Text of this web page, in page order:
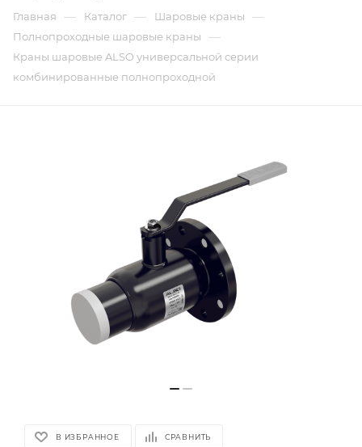
Главная — Каталог — Шаровые краны —
Полнопроходные шаровые краны —
Краны шаровые ALSO универсальной серии
комбинированные полнопроходной
В ИЗБРАННОЕ СРАВНИТЬ